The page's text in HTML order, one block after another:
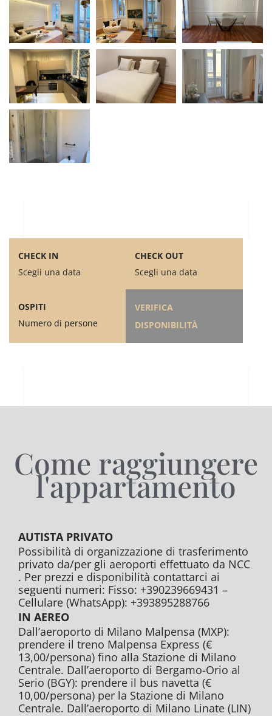
CHECK IN
Scegli una data
CHECK OUT
Scegli una data
OSPITI
Numero di persone
VERIFICA
DISPONIBILITÀ
Come raggiungere
l'appartamento
AUTISTA PRIVATO
Possibilità di organizzazione di trasferimento
privato da/per gli aeroporti effettuato da NCC
. Per prezzi e disponibilità contattarci ai
seguenti numeri: Fisso: +390239669431 –
Cellulare (WhatsApp): +393895288766
IN AEREO
Dall’aeroporto di Milano Malpensa (MXP):
prendere il treno Malpensa Express (€
13,00/persona) fino alla Stazione di Milano
Centrale. Dall’aeroporto di Bergamo-Orio al
Serio (BGY): prendere il bus navetta (€
10,00/persona) per la Stazione di Milano
Centrale. Dall’aeroporto di Milano Linate (LIN)